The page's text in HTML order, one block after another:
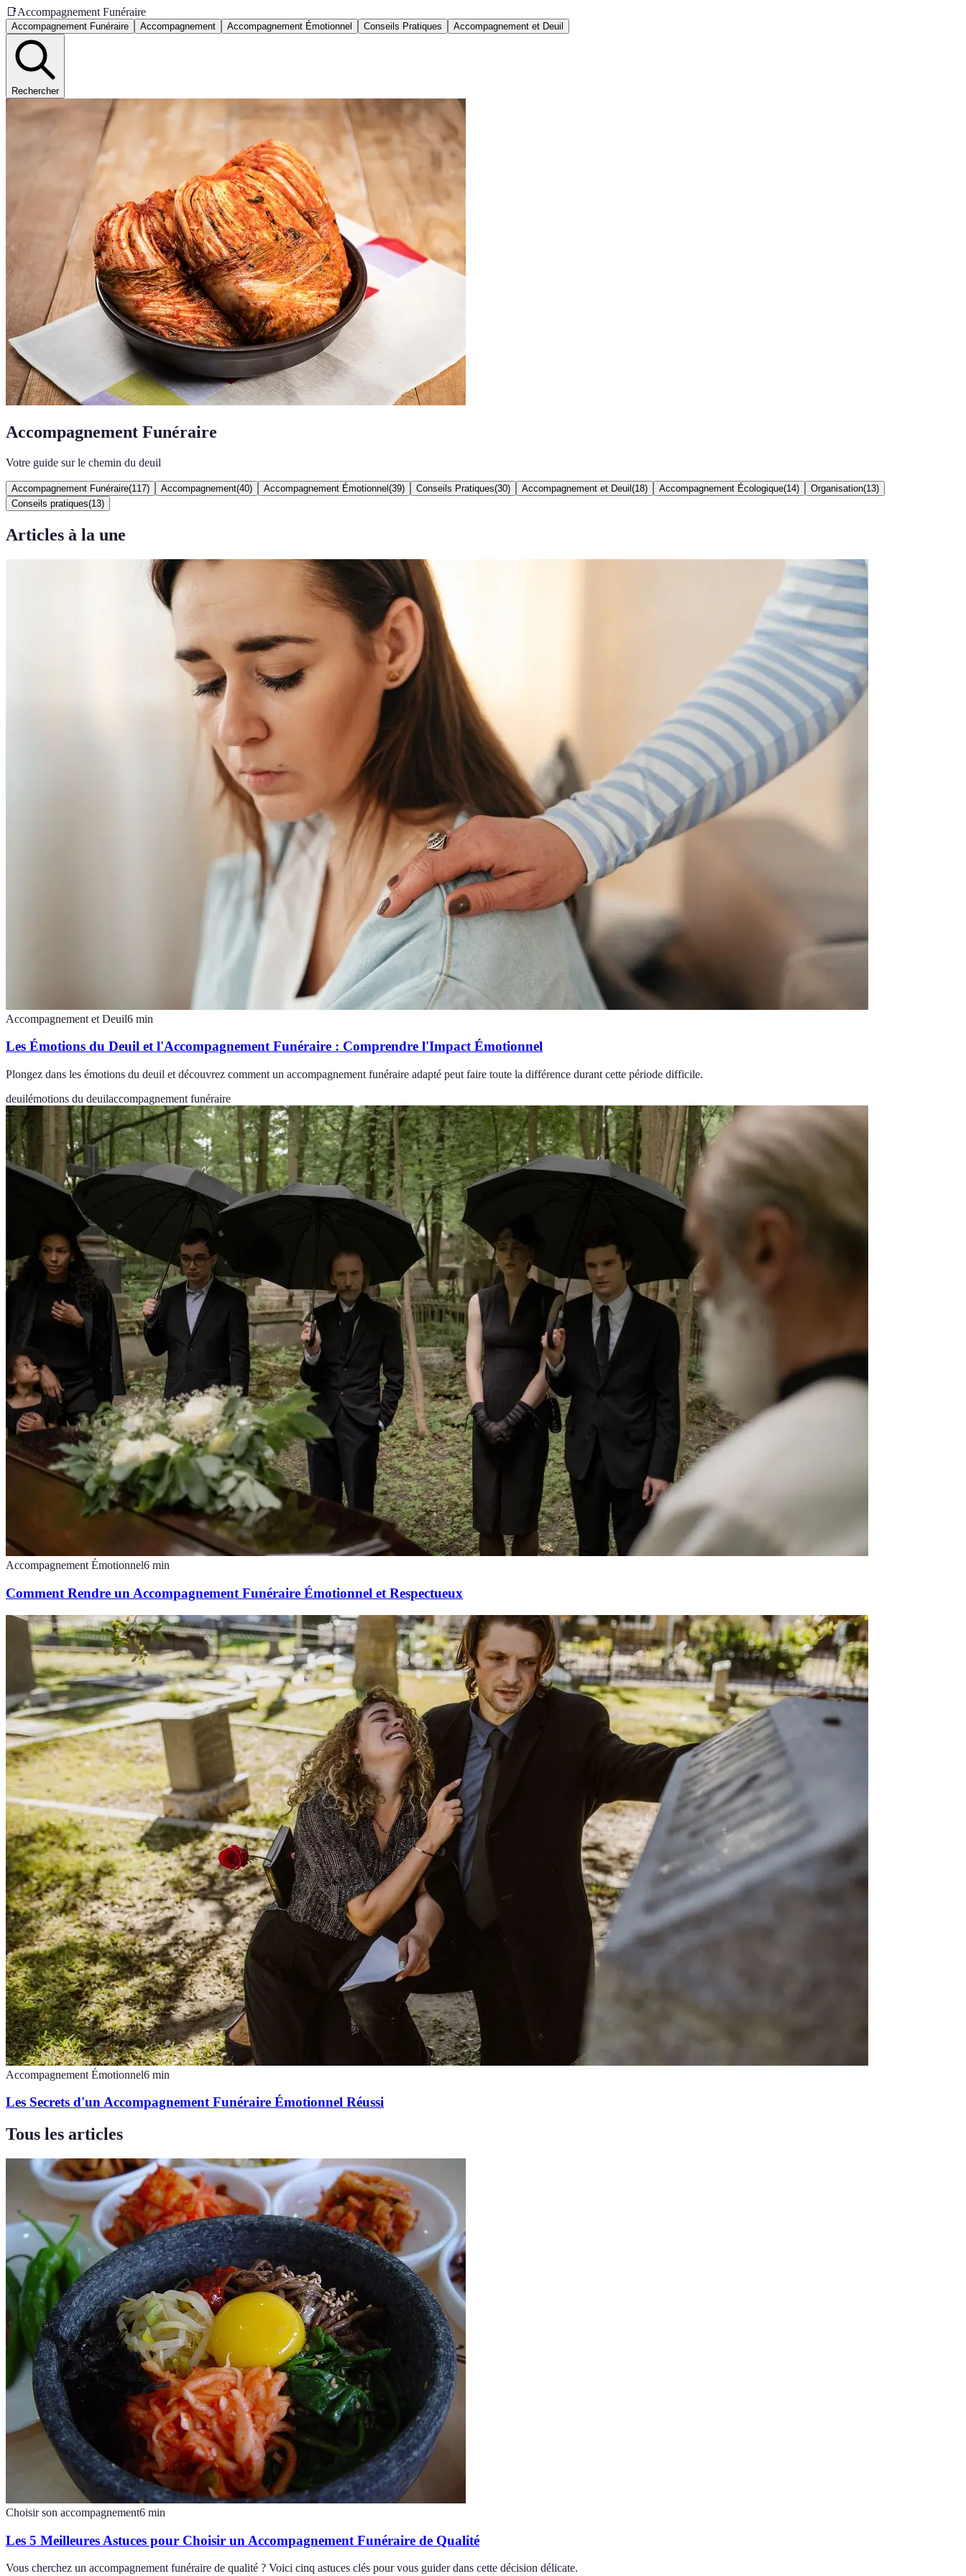
📑Accompagnement Funéraire
Accompagnement Funéraire Accompagnement Accompagnement Émotionnel Conseils Pratiques Accompagnement et Deuil
Rechercher
Accompagnement Funéraire
Votre guide sur le chemin du deuil
Accompagnement Funéraire(117) Accompagnement(40) Accompagnement Émotionnel (39) Conseils Pratiques(30) Accompagnement et Deuil (18) Accompagnement Écologique(14) Organisation(13)
Conseils pratiques(13)
Articles à la une
Accompagnement et Deuil6 min
Les Émotions du Deuil et l'Accompagnement Funéraire : Comprendre l'Impact Émotionnel
Plongez dans les émotions du deuil et découvrez comment un accompagnement funéraire adapté peut faire toute la différence durant cette période difficile.
deuilémotions du deuilaccompagnement funéraire
Accompagnement Émotionnel6 min
Comment Rendre un Accompagnement Funéraire Émotionnel et Respectueux
Accompagnement Émotionnel6 min
Les Secrets d'un Accompagnement Funéraire Émotionnel Réussi
Tous les articles
Choisir son accompagnement6 min
Les 5 Meilleures Astuces pour Choisir un Accompagnement Funéraire de Qualité
Vous cherchez un accompagnement funéraire de qualité ? Voici cinq astuces clés pour vous guider dans cette décision délicate.